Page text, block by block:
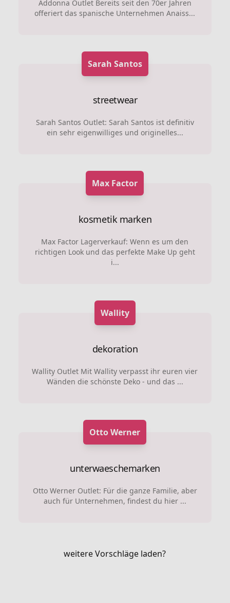
Addonna Outlet Bereits seit den 70er Jahren
offeriert das spanische Unternehmen Anaiss...
Sarah Santos
streetwear
Sarah Santos Outlet: Sarah Santos ist definitiv
ein sehr eigenwilliges und originelles...
Max Factor
kosmetik marken
Max Factor Lagerverkauf: Wenn es um den
richtigen Look und das perfekte Make Up geht
i...
Wallity
dekoration
Wallity Outlet Mit Wallity verpasst ihr euren vier
Wänden die schönste Deko - und das ...
Otto Werner
unterwaeschemarken
Otto Werner Outlet: Für die ganze Familie, aber
auch für Unternehmen, findest du hier ...
weitere Vorschläge laden?